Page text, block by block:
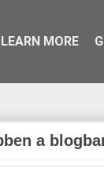
a
LEARN MORE